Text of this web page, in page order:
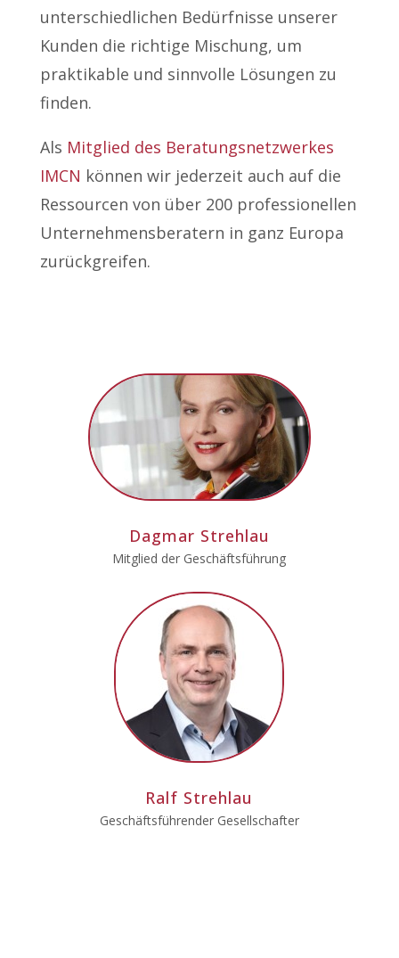
unterschiedlichen Bedürfnisse unserer
Kunden die richtige Mischung, um
praktikable und sinnvolle Lösungen zu
finden.
Als Mitglied des Beratungsnetzwerkes
IMCN können wir jederzeit auch auf die
Ressourcen von über 200 professionellen
Unternehmensberatern in ganz Europa
zurückgreifen.
Dagmar Strehlau
Mitglied der Geschäftsführung
Ralf Strehlau
Geschäftsführender Gesellschafter